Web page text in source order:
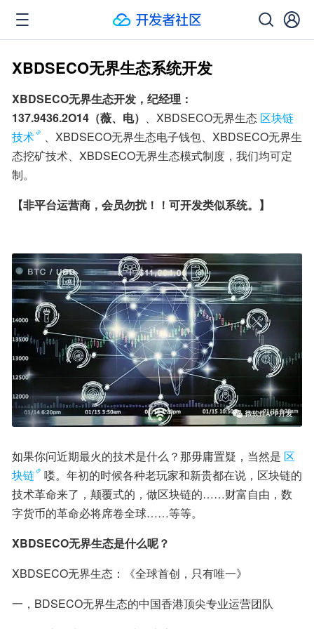
XBDSECO无界生态系统开发
XBDSECO无界生态开发，纪经理：
137.9436.2O14（薇、电） 、XBDSECO无界生态 区块链
技术
、XBDSECO无界生态电子钱包、XBDSECO无界生
态挖矿技术、XBDSECO无界生态模式制度，我们均可定
制。
【非平台运营商，会员勿扰！！可开发类似系统。】
如果你问近期最火的技术是什么？那毋庸置疑，当然是 区
块链
喽。年初的时候各种老玩家和新贵都在说，区块链的
技术革命来了，颠覆式的，做区块链的……财富自由，数
字货币的革命必将席卷全球……等等。
XBDSECO无界生态是什么呢？
XBDSECO无界生态：《全球首创，只有唯一》
一，BDSECO无界生态的中国香港顶尖专业运营团队